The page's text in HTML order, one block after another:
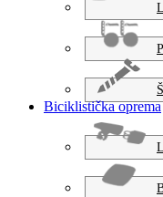
Biciklistička oprema